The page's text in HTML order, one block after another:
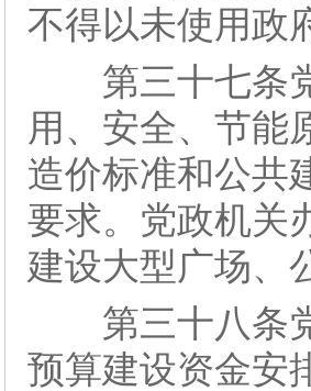
不得以未使用政
第三十七条党
用、安全、节能
造价标准和公共
要求。党政机关
建设大型广场、
第三十八条党
预算建设资金安